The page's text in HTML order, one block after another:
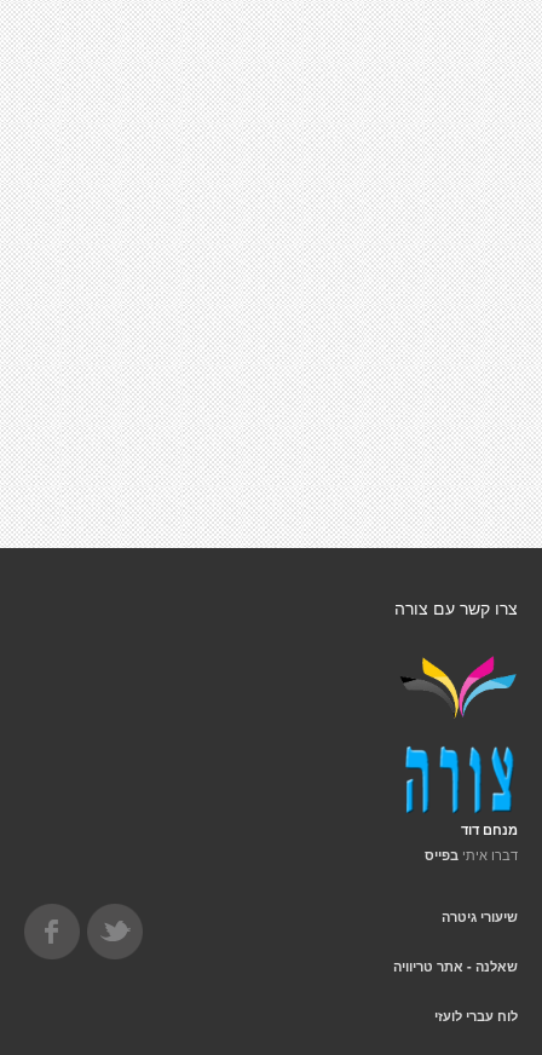
צרו קשר עם צורה
מנחם דוד
דברו איתי בפייס
שיעורי גיטרה
שאלנה - אתר טריוויה
לוח עברי לועזי